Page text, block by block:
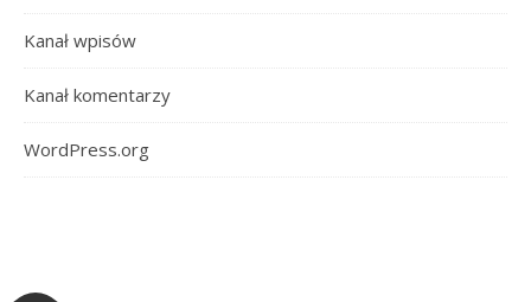
Kanał wpisów
Kanał komentarzy
WordPress.org